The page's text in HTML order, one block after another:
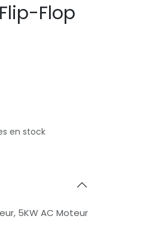
Flop
en stock
, 5KW AC Moteur